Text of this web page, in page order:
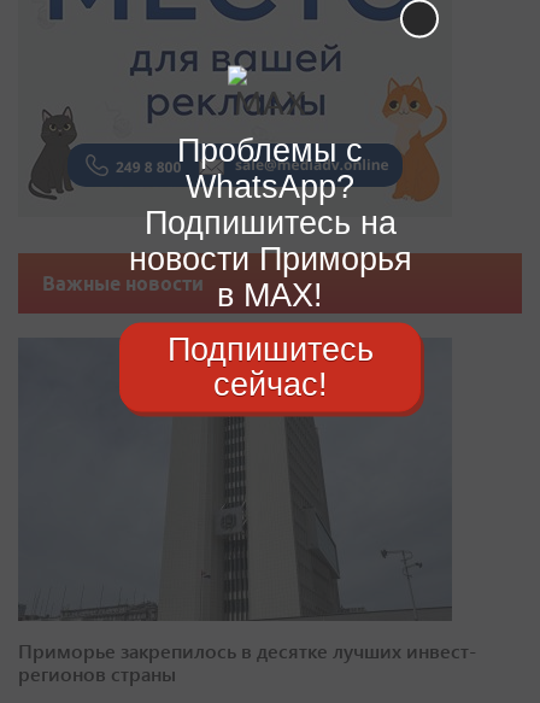
Важные новости
Приморье закрепилось в десятке лучших инвест-
регионов страны
Проблемы с
WhatsApp?
Подпишитесь на
новости Приморья
в MAX!
Подпишитесь
сейчас!